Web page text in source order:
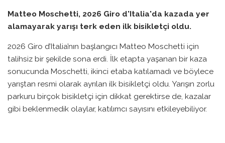
Matteo Moschetti, 2026 Giro d'Italia'da kazada yer
alamayarak yarışı terk eden ilk bisikletçi oldu.
2026 Giro d’Italia’nın başlangıcı Matteo Moschetti için
talihsiz bir şekilde sona erdi. İlk etapta yaşanan bir kaza
sonucunda Moschetti, ikinci etaba katılamadı ve böylece
yarıştan resmi olarak ayrılan ilk bisikletçi oldu. Yarışın zorlu
parkuru birçok bisikletçi için dikkat gerektirse de, kazalar
gibi beklenmedik olaylar, katılımcı sayısını etkileyebiliyor.